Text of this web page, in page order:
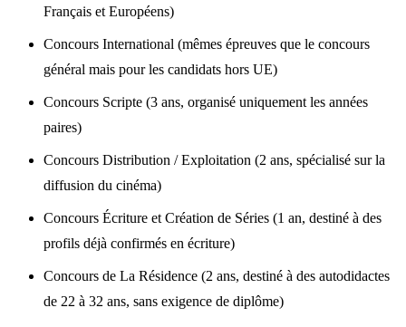
Français et Européens)
Concours International (mêmes épreuves que le concours
général mais pour les candidats hors UE)
Concours Scripte (3 ans, organisé uniquement les années
paires)
Concours Distribution / Exploitation (2 ans, spécialisé sur la
diffusion du cinéma)
Concours Écriture et Création de Séries (1 an, destiné à des
profils déjà confirmés en écriture)
Concours de La Résidence (2 ans, destiné à des autodidactes
de 22 à 32 ans, sans exigence de diplôme)